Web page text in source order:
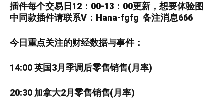
插件每个交易日12：00-13：00更新， 想要体验图
中同款插件请联系V： Hana-fgfg 备注消息666
今日重点关注的财经数据与事件：
14:00 英国3月季调后零售销售(月率)
20:30 加拿大2月零售销售(月率)